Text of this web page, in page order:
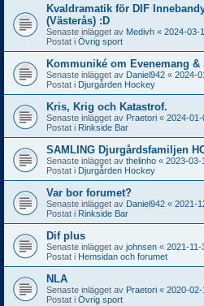
Kvaldramatik för DIF
(Västerås) :D
Senaste inlägget av Medivh « 2024-03-
Postat i Övrig sport
Kommuniké om Evenemang &
Senaste inlägget av Daniel942 « 2024-
Postat i Djurgården Hockey
Kris, Krig och Katastrof.
Senaste inlägget av Praetori « 2024-
Postat i Rinkside Bar
SAMLING Djurgårdsfamiljen
Senaste inlägget av thelinho « 2023-03-
Postat i Djurgården Hockey
Var bor forumet?
Senaste inlägget av Daniel942 « 2021-
Postat i Rinkside Bar
Dif plus
Senaste inlägget av johnsen « 2021-11-
Postat i Hemsidan och forumet
NLA
Senaste inlägget av Praetori « 2020-02-
Postat i Övrig sport